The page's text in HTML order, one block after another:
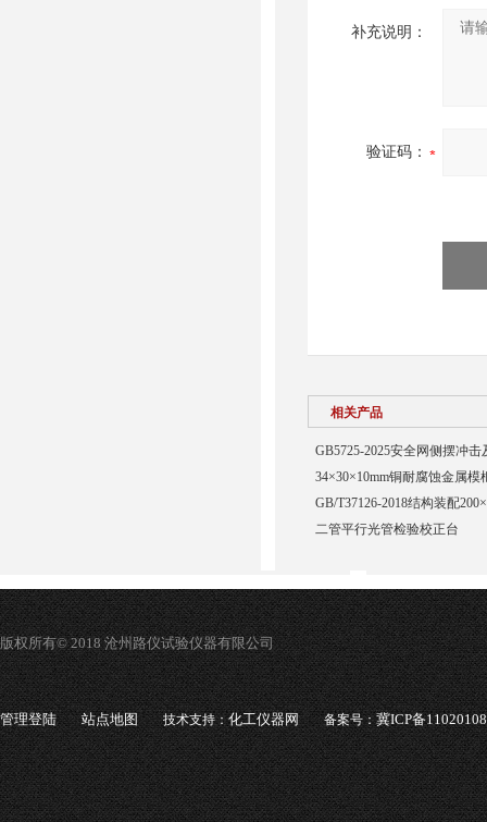
补充说明：
验证码：
相关产品
GB5725-2025安全网侧摆冲
34×30×10mm铜耐腐蚀金属模
GB/T37126-2018结构装配
二管平行光管检验校正台
版权所有© 2018 沧州路仪试验仪器有限公司
管理登陆 站点地图 技术支持：化工仪器网 备案号：冀ICP备